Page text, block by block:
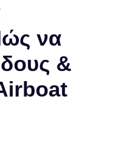
να
&